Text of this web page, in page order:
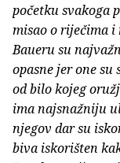
početku svakoga
misao o riječima
Baueru su
opasne jer one
od bilo kojeg
ima najsnažniju
njegov dar su
biva iskorišten